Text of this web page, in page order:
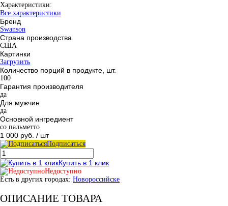
Характеристики:
Все характеристики
Бренд
Swanson
Страна производства
США
Картинки
Загрузить
Количество порций в продукте, шт.
100
Гарантия производителя
да
Для мужчин
да
Основной ингредиент
со пальметто
1 000 руб. / шт
Подписаться
Купить в 1 клик
Недоступно
Есть в других городах: Новороссийске
ОПИСАНИЕ ТОВАРА